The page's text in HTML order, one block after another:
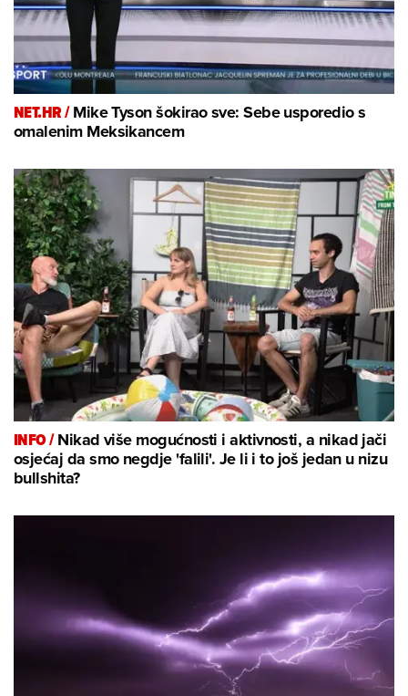
NET.HR /Mike Tyson šokirao sve: Sebe usporedio s
omalenim Meksikancem
INFO /Nikad više mogućnosti i aktivnosti, a nikad jači
osjećaj da smo negdje 'falili'. Je li i to još jedan u nizu
bullshita?